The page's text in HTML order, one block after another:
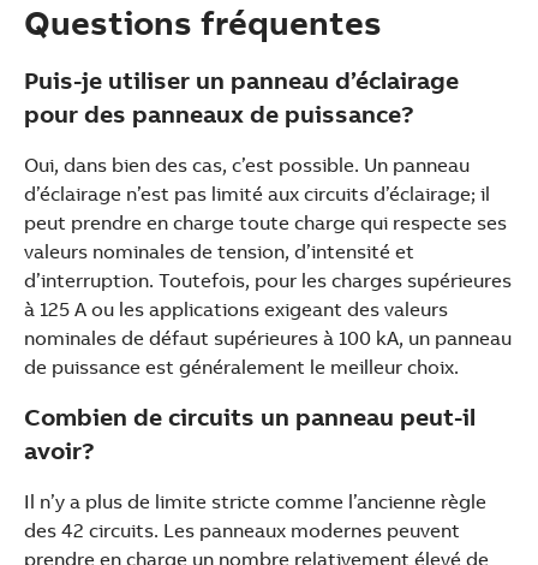
Questions fréquentes
Puis-je utiliser un panneau d’éclairage
pour des panneaux de puissance?
Oui, dans bien des cas, c’est possible. Un panneau
d’éclairage n’est pas limité aux circuits d’éclairage; il
peut prendre en charge toute charge qui respecte ses
valeurs nominales de tension, d’intensité et
d’interruption. Toutefois, pour les charges supérieures
à 125 A ou les applications exigeant des valeurs
nominales de défaut supérieures à 100 kA, un panneau
de puissance est généralement le meilleur choix.
Combien de circuits un panneau peut-il
avoir?
Il n’y a plus de limite stricte comme l’ancienne règle
des 42 circuits. Les panneaux modernes peuvent
prendre en charge un nombre relativement élevé de